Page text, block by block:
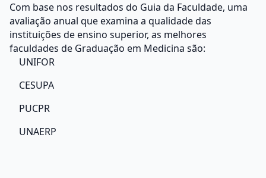
Com base nos resultados do Guia da Faculdade, uma
avaliação anual que examina a qualidade das
instituições de ensino superior, as melhores
faculdades de Graduação em Medicina são:
UNIFOR
CESUPA
PUCPR
UNAERP